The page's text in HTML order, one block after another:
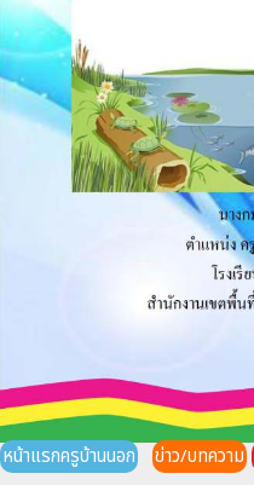
หน้าแรกครูบ้านนอก ข่าว/บทความ